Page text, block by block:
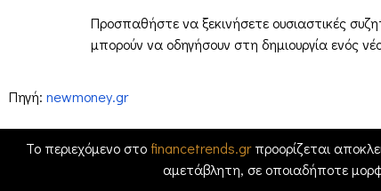
Προσπαθήστε να ξεκινήσετε ουσιαστικές
μπορούν να οδηγήσουν στη δημιουργία ενός
Πηγή: newmoney.gr
Το περιεχόμενο στο financetrends.grπροορίζεται
αμετάβλητη, σε οποιαδήποτε